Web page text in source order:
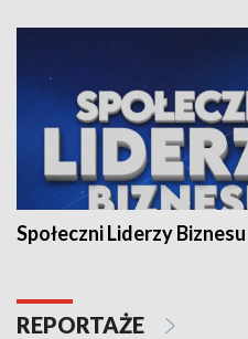
Społeczni Liderzy Biznesu
REPORTAŻE